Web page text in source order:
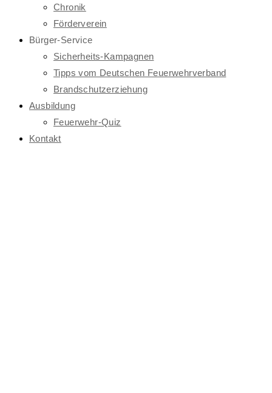
Chronik
Förderverein
Bürger-Service
Sicherheits-Kampagnen
Tipps vom Deutschen Feuerwehrverband
Brandschutzerziehung
Ausbildung
Feuerwehr-Quiz
Kontakt